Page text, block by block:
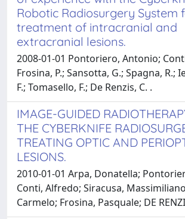
Robotic Radiosurgery System
treatment of intracranial and
extracranial lesions.
2008-01-01 Pontoriero, Antonio;
Frosina, P.; Sansotta, G.; Spagna, R.;
F.; Tomasello, F.; De Renzis, C. .
IMAGE-GUIDED
THE CYBERKNIFE
TREATING OPTIC AND
LESIONS.
2010-01-01 Arpa, Donatella;
Conti, Alfredo; Siracusa,
Carmelo; Frosina, Pasquale; DE